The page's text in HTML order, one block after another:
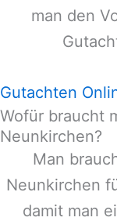
man den
Gutachten
Wofür braucht
Neunkirchen?
Man
Neunkirchen
damit man